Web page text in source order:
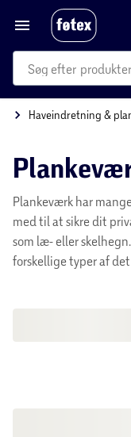
produkter
kategorier
mere
Haveindretning &
Plankeværk har
med til at sikre dit
som læ- eller
forskellige typer af